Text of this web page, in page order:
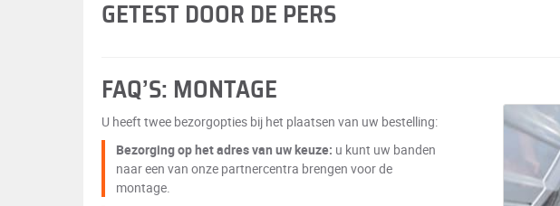
GETEST DOOR DE PERS
FAQ’S: MONTAGE
U heeft twee bezorgopties bij het plaatsen van uw bestelling:
Bezorging op het adres van uw keuze: u kunt uw banden
naar een van onze partnercentra brengen voor de
montage.